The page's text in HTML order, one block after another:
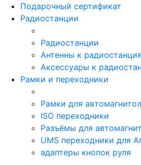
Подарочный сертификат
Радиостанции
Радиостанции
Антенны к
Аксессуары к
Рамки и переходники
Рамки для автомагнитол
ISO переходники
Разъёмы для
UMS переходники для
адаптеры кнопок руля